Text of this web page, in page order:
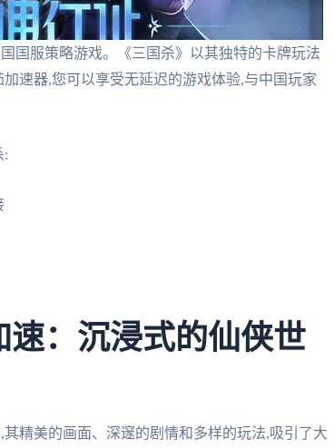
国服策略游戏。《三国杀》以其独特的卡牌玩法
速器,您可以享受无延迟的游戏体验,与中国玩家
:
：沉浸式的仙侠世
精美的画面、深邃的剧情和多样的玩法,吸引了大